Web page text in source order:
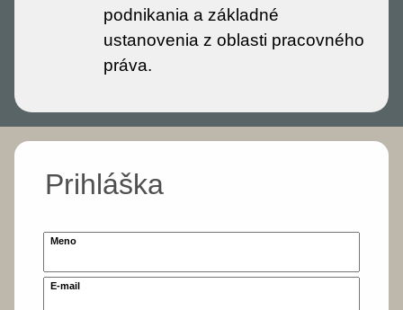
podnikania a základné
ustanovenia z oblasti pracovného
práva.
Prihláška
Meno
E-mail